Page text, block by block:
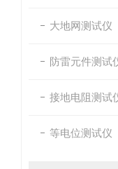
大地网测试仪
防雷元件测试
接地电阻测试
等电位测试仪